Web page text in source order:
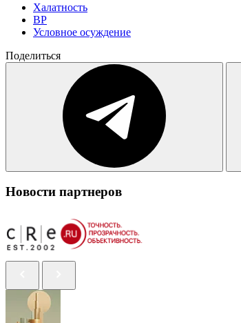
Халатность
BP
Условное осуждение
Поделиться
Новости партнеров